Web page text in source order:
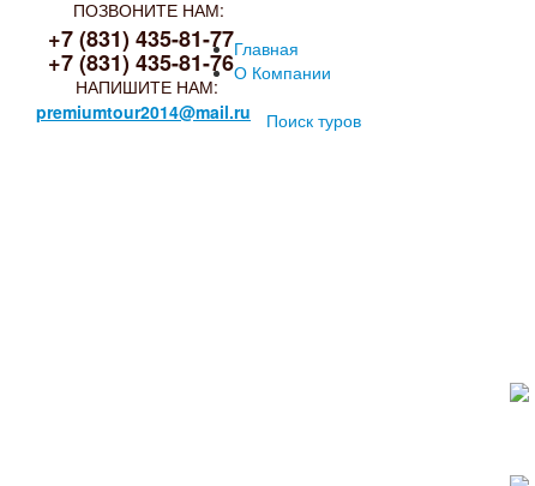
ПОЗВОНИТЕ НАМ:
+7 (831) 435-81-77
+7 (831) 435-81-76
НАПИШИТЕ НАМ:
premiumtour2014@mail.ru
Главная
О Компании
Поиск туров